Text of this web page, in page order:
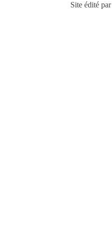
Site édité par